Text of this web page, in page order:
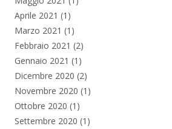
Aprile 2021 (1)
Marzo 2021 (1)
Febbraio 2021 (2)
Gennaio 2021 (1)
Dicembre 2020 (2)
Novembre 2020 (1)
Ottobre 2020 (1)
Settembre 2020 (1)